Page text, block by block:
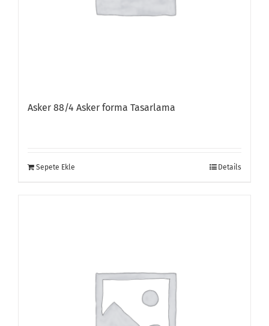
Asker 88/4 Asker forma Tasarlama
Sepete Ekle Details